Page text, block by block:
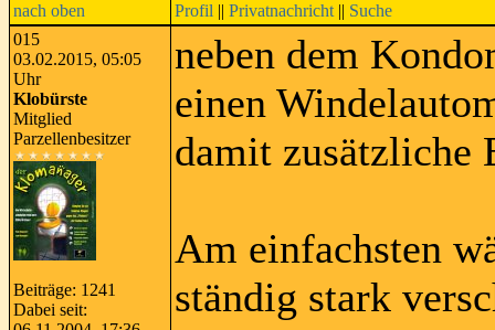
nach oben Profil || Privatnachricht || Suche
015
03.02.2015, 05:05
Uhr
Klobürste
Mitglied
Parzellenbesitzer
Beiträge: 1241
Dabei seit:
neben dem
einen
damit zusätzliche
Am einfachsten
ständig stark